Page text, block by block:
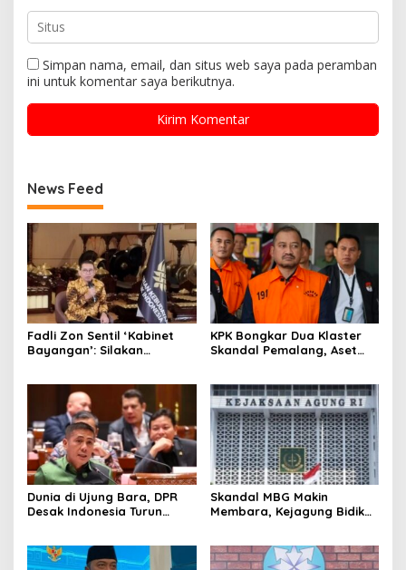
Simpan nama, email, dan situs web saya pada peramban
ini untuk komentar saya berikutnya.
News Feed
Fadli Zon Sentil ‘Kabinet
Bayangan’: Silakan
KPK Bongkar Dua Klaster
Skandal Pemalang, Aset
Dunia di Ujung Bara, DPR
Desak Indonesia Turun
Skandal MBG Makin
Membara, Kejagung Bidik